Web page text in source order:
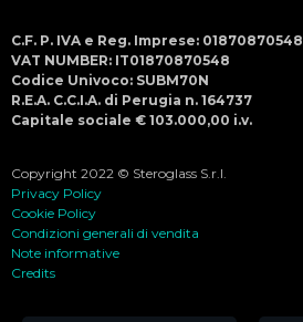
C.F. P. IVA e Reg. Imprese: 01870870548
VAT NUMBER: IT01870870548
Codice Univoco: SUBM70N
R.E.A. C.C.I.A. di Perugia n. 164737
Capitale sociale € 103.000,00 i.v.
Copyright 2022 © Steroglass S.r.l.
Privacy Policy
Cookie Policy
Condizioni generali di vendita
Note informative
Credits